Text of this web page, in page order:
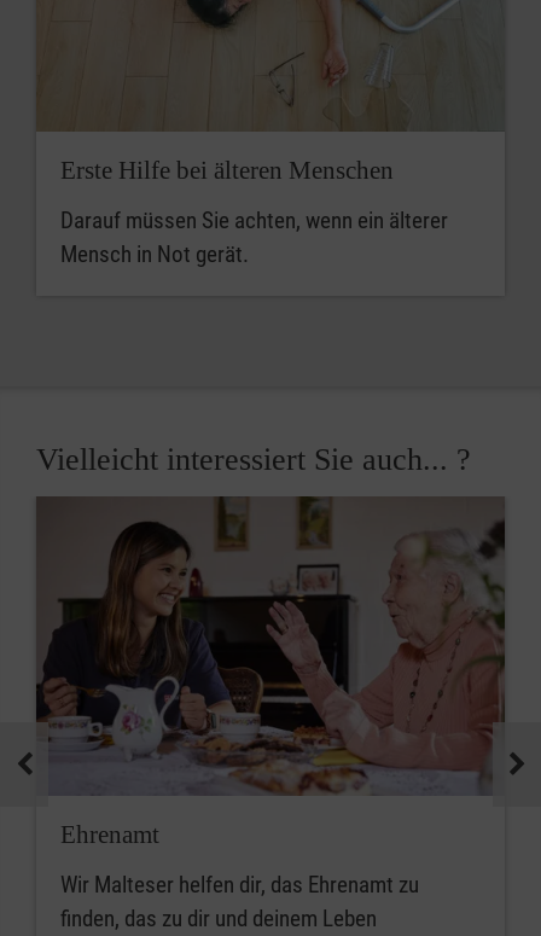
Erste Hilfe bei älteren Menschen
Darauf müssen Sie achten, wenn ein älterer
Mensch in Not gerät.
Vielleicht interessiert Sie auch... ?
Ehrenamt
Wir Malteser helfen dir, das Ehrenamt zu
finden, das zu dir und deinem Leben